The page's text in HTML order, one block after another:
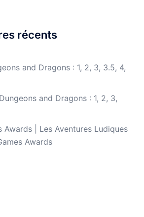
récents
and Dragons : 1, 2, 3, 3.5, 4,
Dungeons and Dragons : 1, 2, 3,
Awards | Les Aventures Ludiques
Awards